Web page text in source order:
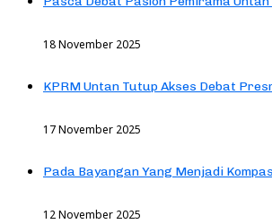
18 November 2025
KPRM Untan Tutup Akses Debat
17 November 2025
Pada Bayangan Yang Menjadi Kompas
12 November 2025